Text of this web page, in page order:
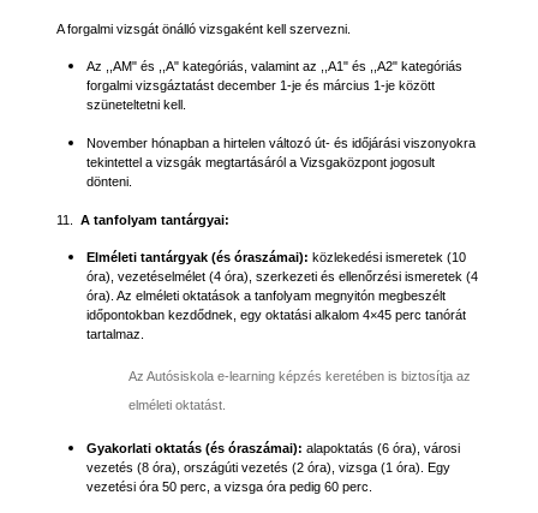
A forgalmi vizsgát önálló vizsgaként kell szervezni.
Az ,,AM" és ,,A" kategóriás, valamint az ,,A1" és ,,A2" kategóriás
forgalmi vizsgáztatást december 1-je és március 1-je között
szüneteltetni kell.
November hónapban a hirtelen változó út- és időjárási viszonyokra
tekintettel a vizsgák megtartásáról a Vizsgaközpont jogosult
dönteni.
11. A tanfolyam tantárgyai:
Elméleti tantárgyak (és óraszámai): közlekedési ismeretek (10
óra), vezetéselmélet (4 óra), szerkezeti és ellenőrzési ismeretek (4
óra). Az elméleti oktatások a tanfolyam megnyitón megbeszélt
időpontokban kezdődnek, egy oktatási alkalom 4×45 perc tanórát
tartalmaz.
Az Autósiskola e-learning képzés keretében is biztosítja az
elméleti oktatást.
Gyakorlati oktatás (és óraszámai): alapoktatás (6 óra), városi
vezetés (8 óra), országúti vezetés (2 óra), vizsga (1 óra). Egy
vezetési óra 50 perc, a vizsga óra pedig 60 perc.